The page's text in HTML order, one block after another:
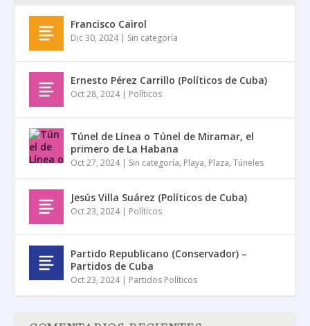
Francisco Cairol
Dic 30, 2024| Sin categoría
Ernesto Pérez Carrillo (Políticos de Cuba)
Oct 28, 2024| Políticos
Túnel de Línea o Túnel de Miramar, el
primero de La Habana
Oct 27, 2024| Sin categoría, Playa, Plaza,Túneles
Jesús Villa Suárez (Políticos de Cuba)
Oct 23, 2024| Políticos
Partido Republicano (Conservador) –
Partidos de Cuba
Oct 23, 2024| Partidos Políticos